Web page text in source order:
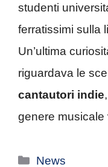
studenti
ferratissimi sulla
Un’ultima
riguardava le
cantautori indie
genere
Categorie
News